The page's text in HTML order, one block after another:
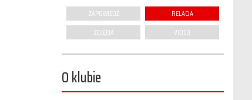
ZAPOWIEDŹ
RELACJA
ZDJĘCIA
VIDEO
O klubie